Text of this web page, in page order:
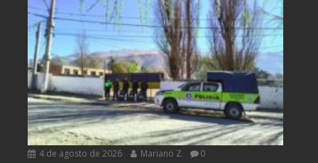
4 de agosto de 2026 Mariano Z 0